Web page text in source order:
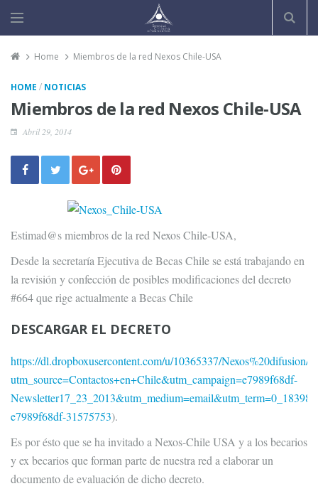
Home Miembros de la red Nexos Chile-USA
HOME / NOTICIAS
Miembros de la red Nexos Chile-USA
Abril 29, 2014
Estimad@s miembros de la red Nexos Chile-USA,
Desde la secretaría Ejecutiva de Becas Chile se está trabajando en
la revisión y confección de posibles modificaciones del decreto
#664 que rige actualmente a Becas Chile
DESCARGAR EL DECRETO
https://dl.dropboxusercontent.com/u/10365337/
utm_source=Contactos+en+Chile&utm_campaign=e7989f68df-
e7989f68df-31575753).
Es por ésto que se ha invitado a Nexos-Chile USA y a los becarios
y ex becarios que forman parte de nuestra red a elaborar un
documento de evaluación de dicho decreto.